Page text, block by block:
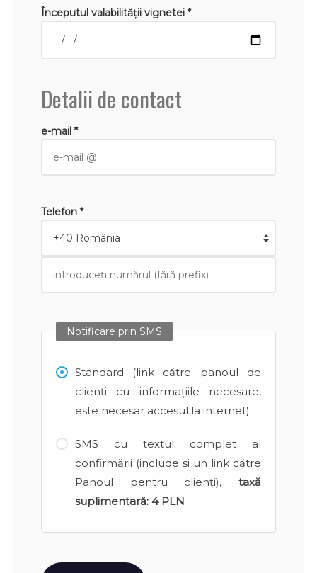
Începutul valabilităţii vignetei *
Detalii de contact
e-mail *
Telefon *
Notificare prin SMS
Standard (link către panoul de
clienți cu informațiile necesare,
este necesar accesul la internet)
SMS cu textul complet al
confirmării (include și un link către
Panoul pentru clienți), taxă
suplimentară: 4 PLN